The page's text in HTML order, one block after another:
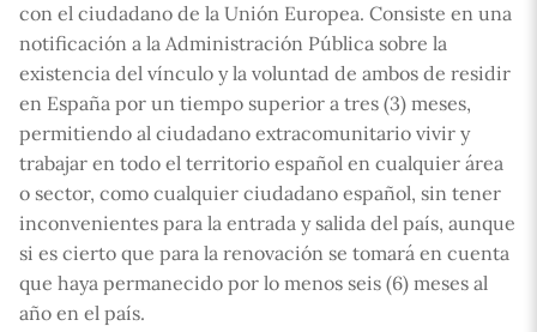
con el ciudadano de la Unión Europea. Consiste en una
notificación a la Administración Pública sobre la
existencia del vínculo y la voluntad de ambos de residir
en España por un tiempo superior a tres (3) meses,
permitiendo al ciudadano extracomunitario vivir y
trabajar en todo el territorio español en cualquier área
o sector, como cualquier ciudadano español, sin tener
inconvenientes para la entrada y salida del país, aunque
si es cierto que para la renovación se tomará en cuenta
que haya permanecido por lo menos seis (6) meses al
año en el país.